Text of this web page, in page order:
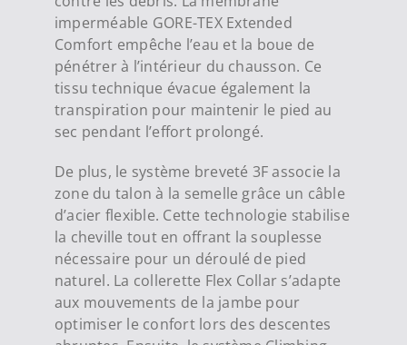
imperméable GORE-TEX Extended
Comfort empêche l’eau et la boue de
pénétrer à l’intérieur du chausson. Ce
tissu technique évacue également la
transpiration pour maintenir le pied au
sec pendant l’effort prolongé.
De plus, le système breveté 3F associe la
zone du talon à la semelle grâce un câble
d’acier flexible. Cette technologie stabilise
la cheville tout en offrant la souplesse
nécessaire pour un déroulé de pied
naturel. La collerette Flex Collar s’adapte
aux mouvements de la jambe pour
optimiser le confort lors des descentes